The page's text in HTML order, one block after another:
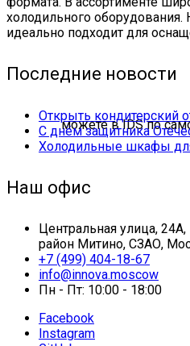
холодильного
идеально подходит для
Последние новости
Открыть кондитерский
С днём защитника
Холодильные шкафы
Наш офис
Центральная улица,
район Митино, СЗАО,
+7 (499) 404-18-67
info@innova.moscow
Пн - Пт: 10:00 - 18:00
Facebook
Instagram